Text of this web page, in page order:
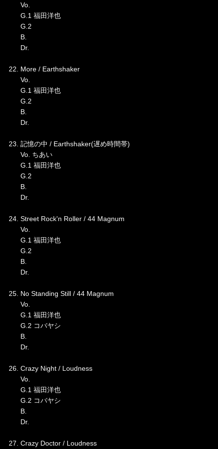
Vo.
G.1 福田洋也
G.2
B.
Dr.
22. More / Earthshaker
Vo.
G.1 福田洋也
G.2
B.
Dr.
23. 記憶の中 / Earthshaker(遅め時間帯)
Vo. ちあい
G.1 福田洋也
G.2
B.
Dr.
24. Street Rock'n Roller / 44 Magnum
Vo.
G.1 福田洋也
G.2
B.
Dr.
25. No Standing Still / 44 Magnum
Vo.
G.1 福田洋也
G.2 コバヤシ
B.
Dr.
26. Crazy Night / Loudness
Vo.
G.1 福田洋也
G.2 コバヤシ
B.
Dr.
27. Crazy Doctor / Loudness